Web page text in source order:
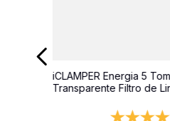
iCLAMPER Energia 5
Transparente Filtro de